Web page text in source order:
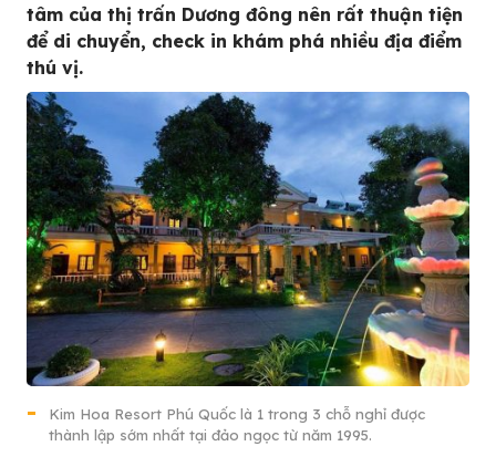
tâm của thị trấn Dương đông nên rất thuận tiện
để di chuyển, check in khám phá nhiều địa điểm
thú vị.
Kim Hoa Resort Phú Quốc là 1 trong 3 chỗ nghỉ được
thành lập sớm nhất tại đảo ngọc từ năm 1995.